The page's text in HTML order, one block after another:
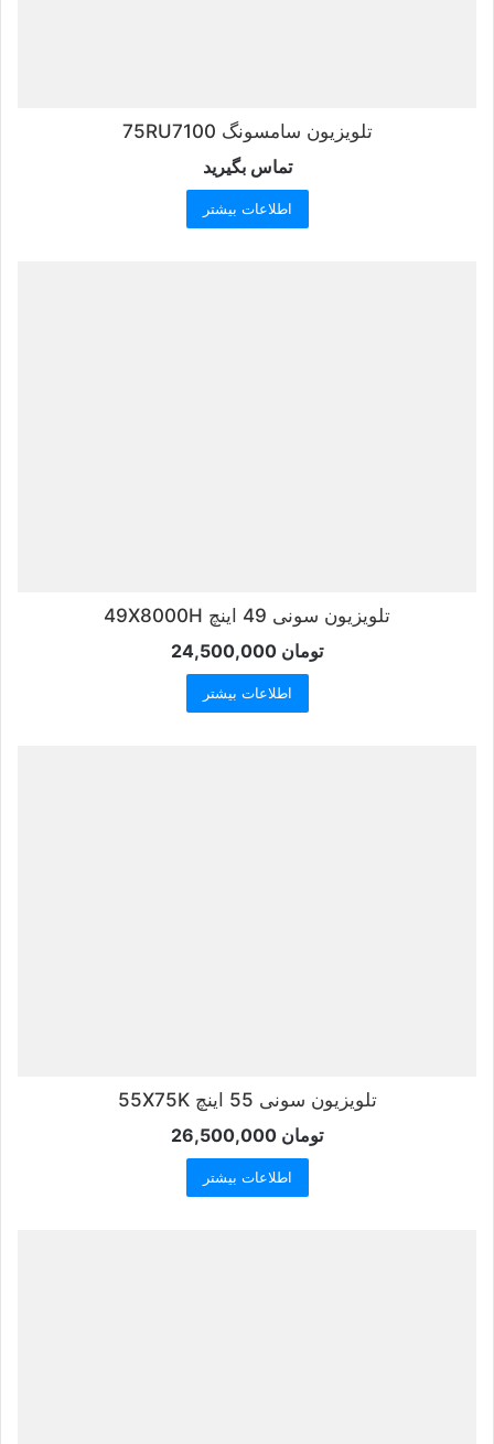
تلویزیون سامسونگ 75RU7100
تماس بگیرید
اطلاعات بیشتر
تلویزیون سونی 49 اینچ 49X8000H
تومان
اطلاعات بیشتر
تلویزیون سونی 55 اینچ 55X75K
تومان
اطلاعات بیشتر